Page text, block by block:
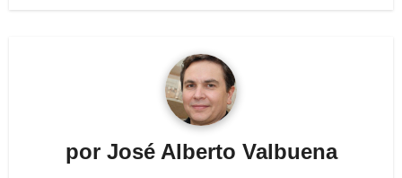
por José Alberto Valbuena